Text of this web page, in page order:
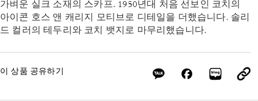
가벼운 실크 소재의 스카프. 1950년대 처음 선보인 코치의
아이콘 호스 앤 캐리지 모티브로 디테일을 더했습니다. 솔리
드 컬러의 테두리와 코치 뱃지로 마무리했습니다.
이 상품 공유하기